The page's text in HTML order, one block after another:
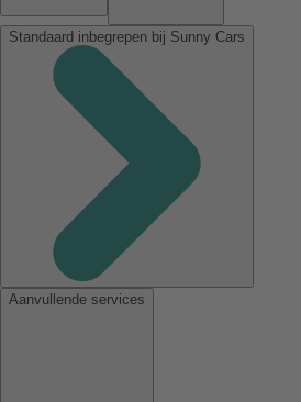
Standaard inbegrepen bij Sunny Cars
Aanvullende services